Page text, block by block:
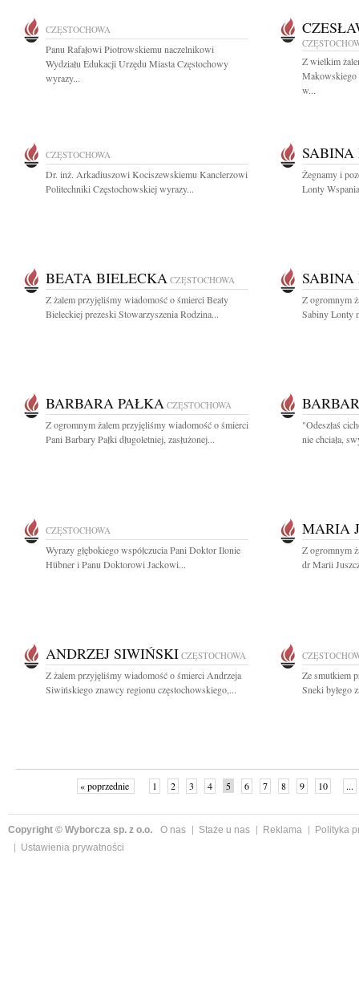
CZĘSTOCHOWA
Panu Rafałowi Piotrowskiemu naczelnikowi
Wydziału Edukacji Urzędu Miasta Częstochowy
wyrazy...
Z wielkim
Makowskiego
w...
CZĘSTOCHOWA
Dr. inż. Arkadiuszowi Kociszewskiemu Kanclerzowi
Politechniki Częstochowskiej wyrazy...
Żegnamy i
Lonty
BEATA BIELECKA CZĘSTOCHOWA
Z żalem przyjęliśmy wiadomość o śmierci Beaty
Bieleckiej prezeski Stowarzyszenia Rodzina...
Z ogromnym
Sabiny Lonty
BARBARA PAŁKA CZĘSTOCHOWA
Z ogromnym żalem przyjęliśmy wiadomość o śmierci
Pani Barbary Pałki długoletniej, zasłużonej...
"Odeszłaś
nie chciała,
CZĘSTOCHOWA
Wyrazy głębokiego współczucia Pani Doktor Ilonie
Hübner i Panu Doktorowi Jackowi...
MARIA
Z ogromnym
dr Marii
ANDRZEJ SIWIŃSKI CZĘSTOCHOWA
Z żalem przyjęliśmy wiadomość o śmierci Andrzeja
Siwińskiego znawcy regionu częstochowskiego,...
Ze smutkiem
Sneki byłego
« poprzednie 1 2 3 4 5 6 7 8 9 10 ...
Copyright © Wyborcza sp. z o.o. O nas Staże u nas Reklama
Polityka
Ustawienia prywatności